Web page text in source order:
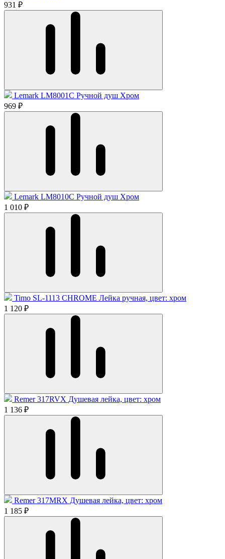
931 ₽
Lemark LM8001C Ручной душ Хром
969 ₽
Lemark LM8010C Ручной душ Хром
1 010 ₽
Timo SL-1113 CHROME Лейка ручная, цвет: хром
1 120 ₽
Remer 317RVX Душевая лейка, цвет: хром
1 136 ₽
Remer 317MRX Душевая лейка, цвет: хром
1 185 ₽